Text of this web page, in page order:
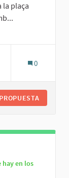
plaça
participativo
0
hay en los